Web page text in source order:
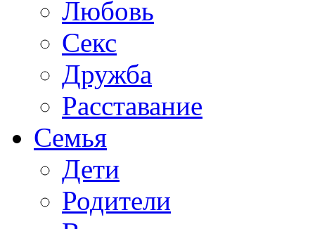
Любовь
Секс
Дружба
Расставание
Семья
Дети
Родители